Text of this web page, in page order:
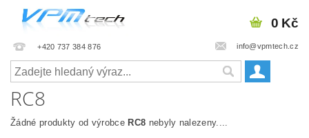
+420 737 384 876 info@vpmtech.cz
0 Kč
RC8
Žádné produkty od výrobce RC8 nebyly nalezeny....